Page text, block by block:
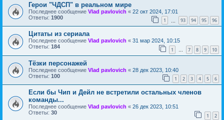
Герои "ЧДСП" в реальном мире
Последнее сообщение Vlad pavlovich « 22 окт 2024, 17:01
Ответы: 1900 1 93 94 95 96
Цитаты из сериала
Последнее сообщение Vlad pavlovich « 31 мар 2024, 10:15
Ответы: 184 1 … 7 8 9 10
Тёзки персонажей
Последнее сообщение Vlad pavlovich « 28 дек 2023, 10:40
Ответы: 100 1 2 3 4 5 6
Если бы Чип и Дейл не встретили остальных членов
команды...
Последнее сообщение Vlad pavlovich « 26 дек 2023, 10:51
Ответы: 30 1 2